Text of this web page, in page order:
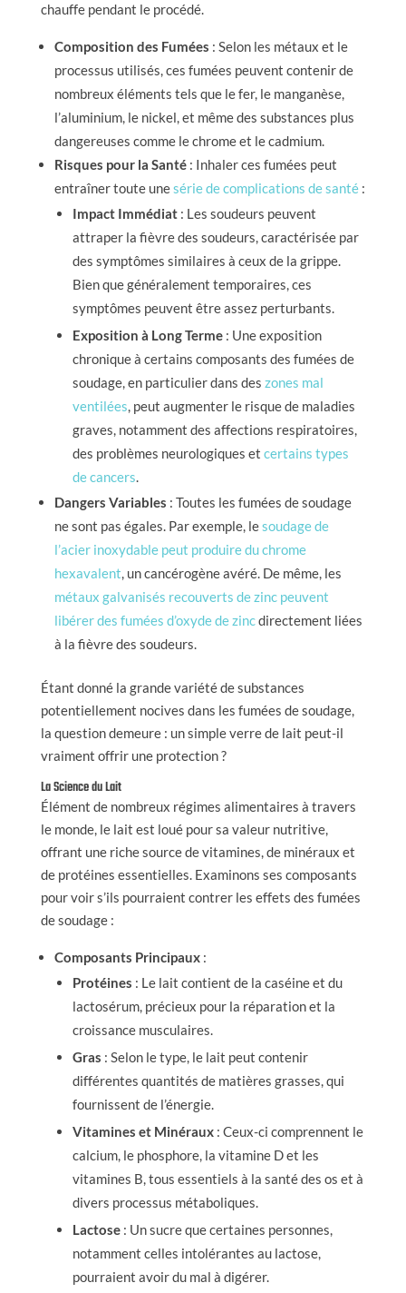
chauffe pendant le procédé.
Composition des Fumées : Selon les métaux et le
processus utilisés, ces fumées peuvent contenir de
nombreux éléments tels que le fer, le manganèse,
l’aluminium, le nickel, et même des substances plus
dangereuses comme le chrome et le cadmium.
Risques pour la Santé: Inhaler ces fumées peut
entraîner toute unesérie de complications de santé:
Impact Immédiat: Les soudeurs peuvent
attraper la fièvre des soudeurs, caractérisée par
des symptômes similaires à ceux de la grippe.
Bien que généralement temporaires, ces
symptômes peuvent être assez perturbants.
Exposition à Long Terme: Une exposition
chronique à certains composants des fumées de
soudage, en particulier dans des zones mal
ventilées, peut augmenter le risque de maladies
graves, notamment des affections respiratoires,
des problèmes neurologiques et certains types
de cancers.
Dangers Variables : Toutes les fumées de soudage
ne sont pas égales. Par exemple, lesoudage de
l’acier inoxydable peut produire du chrome
hexavalent, un cancérogène avéré. De même, les
métaux galvanisés recouverts de zinc peuvent
libérer des fumées d’oxyde de zincdirectement liées
à la fièvre des soudeurs.
Étant donné la grande variété de substances
potentiellement nocives dans les fumées de soudage,
la question demeure : un simple verre de lait peut-il
vraiment offrir une protection ?
La Science du Lait
Élément de nombreux régimes alimentaires à travers
le monde, le lait est loué pour sa valeur nutritive,
offrant une riche source de vitamines, de minéraux et
de protéines essentielles. Examinons ses composants
pour voir s’ils pourraient contrer les effets des fumées
de soudage :
Composants Principaux:
Protéines : Le lait contient de la caséine et du
lactosérum, précieux pour la réparation et la
croissance musculaires.
Gras : Selon le type, le lait peut contenir
différentes quantités de matières grasses, qui
fournissent de l’énergie.
Vitamines et Minéraux: Ceux-ci comprennent le
calcium, le phosphore, la vitamine D et les
vitamines B, tous essentiels à la santé des os et à
divers processus métaboliques.
Lactose: Un sucre que certaines personnes,
notamment celles intolérantes au lactose,
pourraient avoir du mal à digérer.